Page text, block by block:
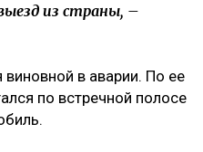
из страны, –
в аварии. По ее
по встречной полосе